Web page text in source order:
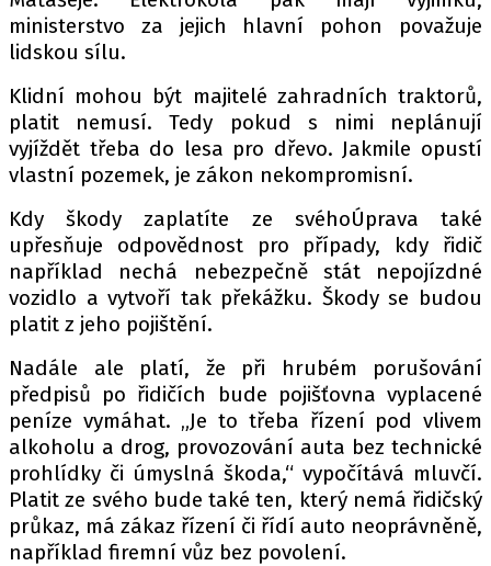
ministerstvo za jejich hlavní pohon považuje
lidskou sílu.
Klidní mohou být majitelé zahradních traktorů,
platit nemusí. Tedy pokud s nimi neplánují
vyjíždět třeba do lesa pro dřevo. Jakmile opustí
vlastní pozemek, je zákon nekompromisní.
Kdy škody zaplatíte ze svéhoÚprava také
upřesňuje odpovědnost pro případy, kdy řidič
například nechá nebezpečně stát nepojízdné
vozidlo a vytvoří tak překážku. Škody se budou
platit z jeho pojištění.
Nadále ale platí, že při hrubém porušování
předpisů po řidičích bude pojišťovna vyplacené
peníze vymáhat. „Je to třeba řízení pod vlivem
alkoholu a drog, provozování auta bez technické
prohlídky či úmyslná škoda,“ vypočítává mluvčí.
Platit ze svého bude také ten, který nemá řidičský
průkaz, má zákaz řízení či řídí auto neoprávněně,
například firemní vůz bez povolení.